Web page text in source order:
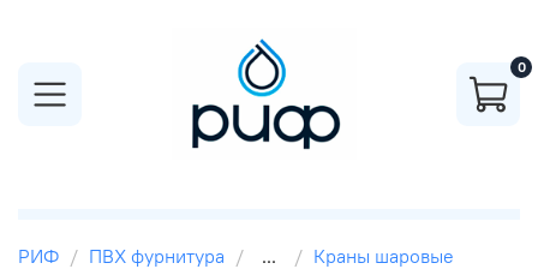
0
РИФ ПВХ фурнитура ... Краны шаровые